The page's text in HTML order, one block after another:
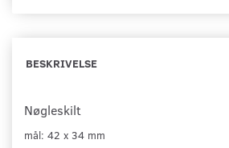
BESKRIVELSE
Nøgleskilt
mål: 42 x 34 mm